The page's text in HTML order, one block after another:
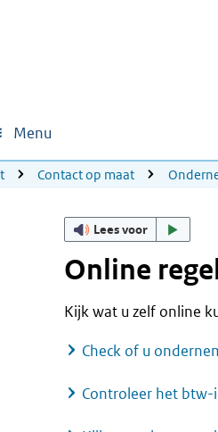
Menu
Contact op maat
Lees voor
Online
Kijk wat u zelf online
Check of u
Controleer het